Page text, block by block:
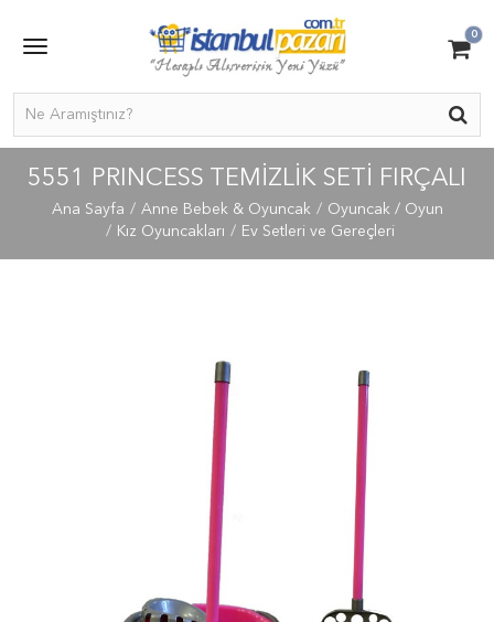
0
5551 PRINCESS TEMİZLİK SETİ FIRÇALI
Ana Sayfa Anne Bebek & Oyuncak
Oyuncak / Oyun
Kız Oyuncakları
Ev Setleri ve Gereçleri